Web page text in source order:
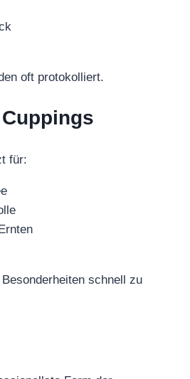
oft protokolliert.
für:
schnell zu